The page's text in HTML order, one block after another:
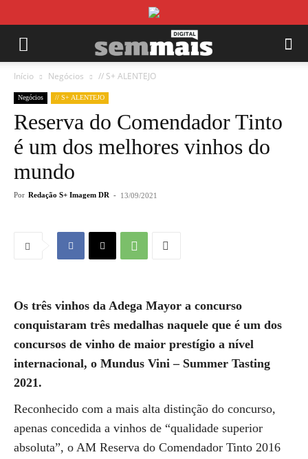
Início Negócios // S+ ALENTEJO
Negócios // S+ ALENTEJO
Reserva do Comendador Tinto
é um dos melhores vinhos do
mundo
Por Redação S+ Imagem DR - 13/09/2021
Os três vinhos da Adega Mayor a concurso
conquistaram três medalhas naquele que é um dos
concursos de vinho de maior prestígio a nível
internacional, o Mundus Vini – Summer Tasting
2021.
Reconhecido com a mais alta distinção do concurso,
apenas concedida a vinhos de “qualidade superior
absoluta”, o AM Reserva do Comendador Tinto 2016